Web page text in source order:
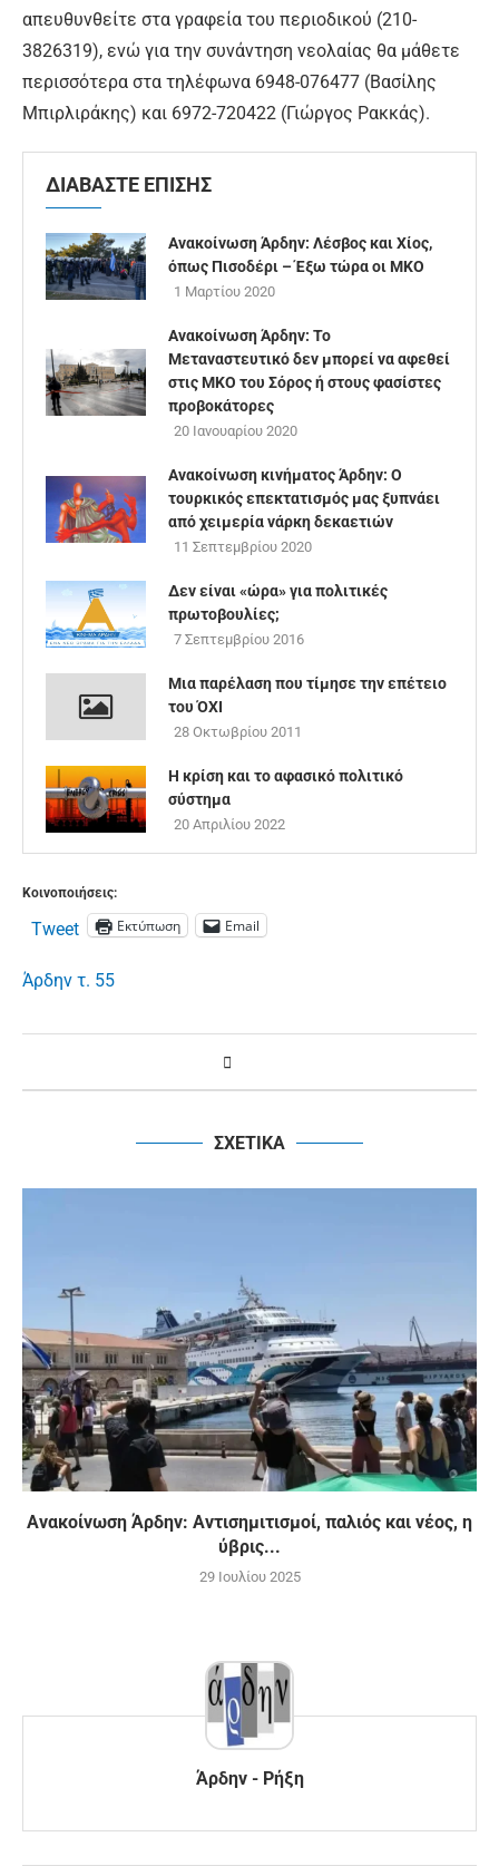
απευθυνθείτε στα γραφεία του περιοδικού (210-
3826319), ενώ για την συνάντηση νεολαίας θα μάθετε
περισσότερα στα τηλέφωνα 6948-076477 (Βασίλης
Μπιρλιράκης) και 6972-720422 (Γιώργος Ρακκάς).
ΔΙΑΒΑΣΤΕ ΕΠΙΣΗΣ
Ανακοίνωση Άρδην: Λέσβος και Χίος,
όπως Πισοδέρι – Έξω τώρα οι ΜΚΟ
1 Μαρτίου 2020
Ανακοίνωση Άρδην: Το
Μεταναστευτικό δεν μπορεί να αφεθεί
στις ΜΚΟ του Σόρος ή στους φασίστες
προβοκάτορες
20 Ιανουαρίου 2020
Ανακοίνωση κινήματος Άρδην: Ο
τουρκικός επεκτατισμός μας ξυπνάει
από χειμερία νάρκη δεκαετιών
11 Σεπτεμβρίου 2020
Δεν είναι «ώρα» για πολιτικές
πρωτοβουλίες;
7 Σεπτεμβρίου 2016
Μια παρέλαση που τίμησε την επέτειο
του ΌΧΙ
28 Οκτωβρίου 2011
Η κρίση και το αφασικό πολιτικό
σύστημα
20 Απριλίου 2022
Κοινοποιήσεις:
Tweet Εκτύπωση Email
Άρδην τ. 55
ΣΧΕΤΙΚΑ
Ανακοίνωση Άρδην: Αντισημιτισμοί, παλιός και νέος, η
ύβρις...
29 Ιουλίου 2025
Άρδην - Ρήξη